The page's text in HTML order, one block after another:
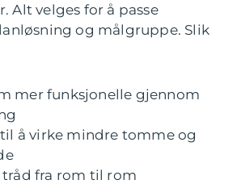
Alt velges for å passe
og målgruppe. Slik
mer funksjonelle gjennom
å virke mindre tomme og
tråd fra rom til rom